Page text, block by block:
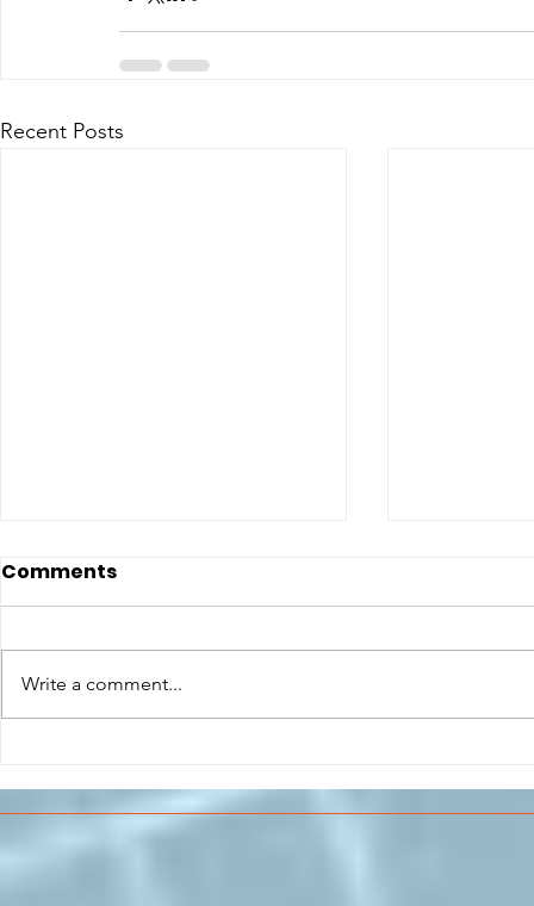
Recent Posts
PERCORSO DI
FORMAZIONE SCUOLA
LAVORO DEGLI STUDENTI
superiori
Comments
Write a comment...